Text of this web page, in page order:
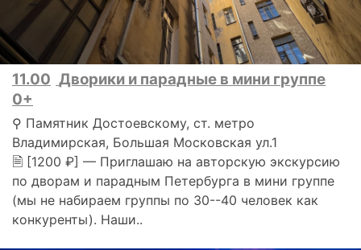
11.00 Дворики и парадные в мини группе
0+
⚲ Памятник Достоевскому, ст. метро
Владимирская, Большая Московская ул.1
🗎 [1200 ₽] — Приглашаю на авторскую экскурсию
по дворам и парадным Петербурга в мини группе
(мы не набираем группы по 30--40 человек как
конкуренты). Наши..